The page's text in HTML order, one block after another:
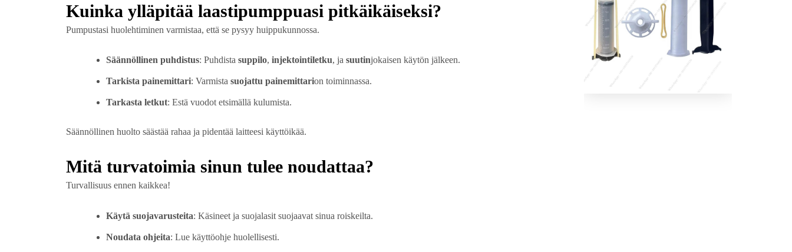
Kuinka ylläpitää laastipumppuasi pitkäikäiseksi?
Pumpustasi huolehtiminen varmistaa, että se pysyy huippukunnossa.
Säännöllinen puhdistus: Puhdista suppilo, injektointiletku, ja suutinjokaisen käytön jälkeen.
Tarkista painemittari: Varmista suojattu painemittarion toiminnassa.
Tarkasta letkut: Estä vuodot etsimällä kulumista.
Säännöllinen huolto säästää rahaa ja pidentää laitteesi käyttöikää.
Mitä turvatoimia sinun tulee noudattaa?
Turvallisuus ennen kaikkea!
Käytä suojavarusteita: Käsineet ja suojalasit suojaavat sinua roiskeilta.
Noudata ohjeita: Lue käyttöohje huolellisesti.